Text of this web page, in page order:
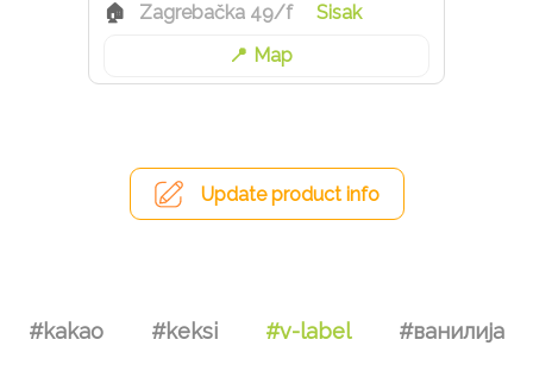
Zagrebačka 49/f
Sisak
Map
Update product info
#kakao #keksi #v-label #ванилија